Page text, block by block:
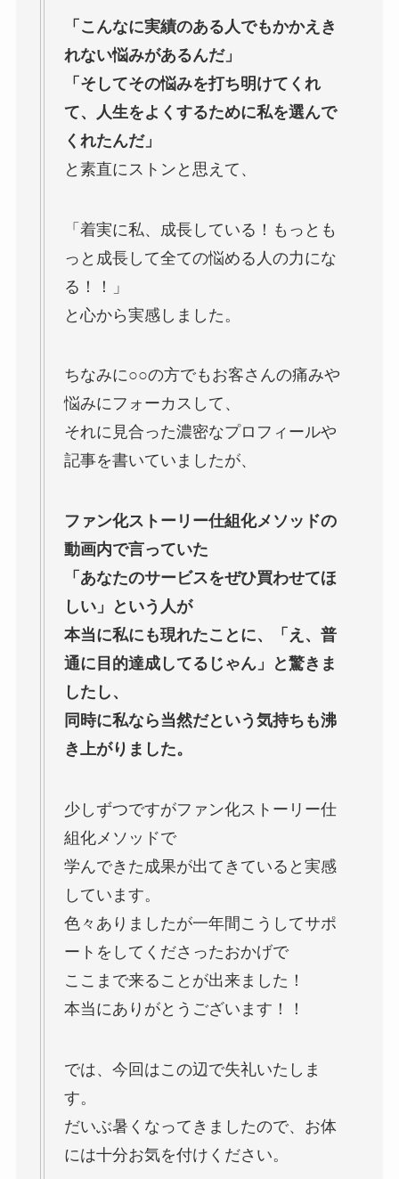
「こんなに実績のある人でもかかえき
れない悩みがあるんだ」
「そしてその悩みを打ち明けてくれ
て、人生をよくするために私を選んで
くれたんだ」
と素直にストンと思えて、
「着実に私、成長している！もっとも
っと成長して全ての悩める人の力にな
る！！」
と心から実感しました。
ちなみに○○の方でもお客さんの痛みや
悩みにフォーカスして、
それに見合った濃密なプロフィールや
記事を書いていましたが、
ファン化ストーリー仕組化メソッドの
動画内で言っていた
「あなたのサービスをぜひ買わせてほ
しい」という人が
本当に私にも現れたことに、「え、普
通に目的達成してるじゃん」と驚きま
したし、
同時に私なら当然だという気持ちも沸
き上がりました。
少しずつですがファン化ストーリー仕
組化メソッドで
学んできた成果が出てきていると実感
しています。
色々ありましたが一年間こうしてサポ
ートをしてくださったおかげで
ここまで来ることが出来ました！
本当にありがとうございます！！
では、今回はこの辺で失礼いたしま
す。
だいぶ暑くなってきましたので、お体
には十分お気を付けください。